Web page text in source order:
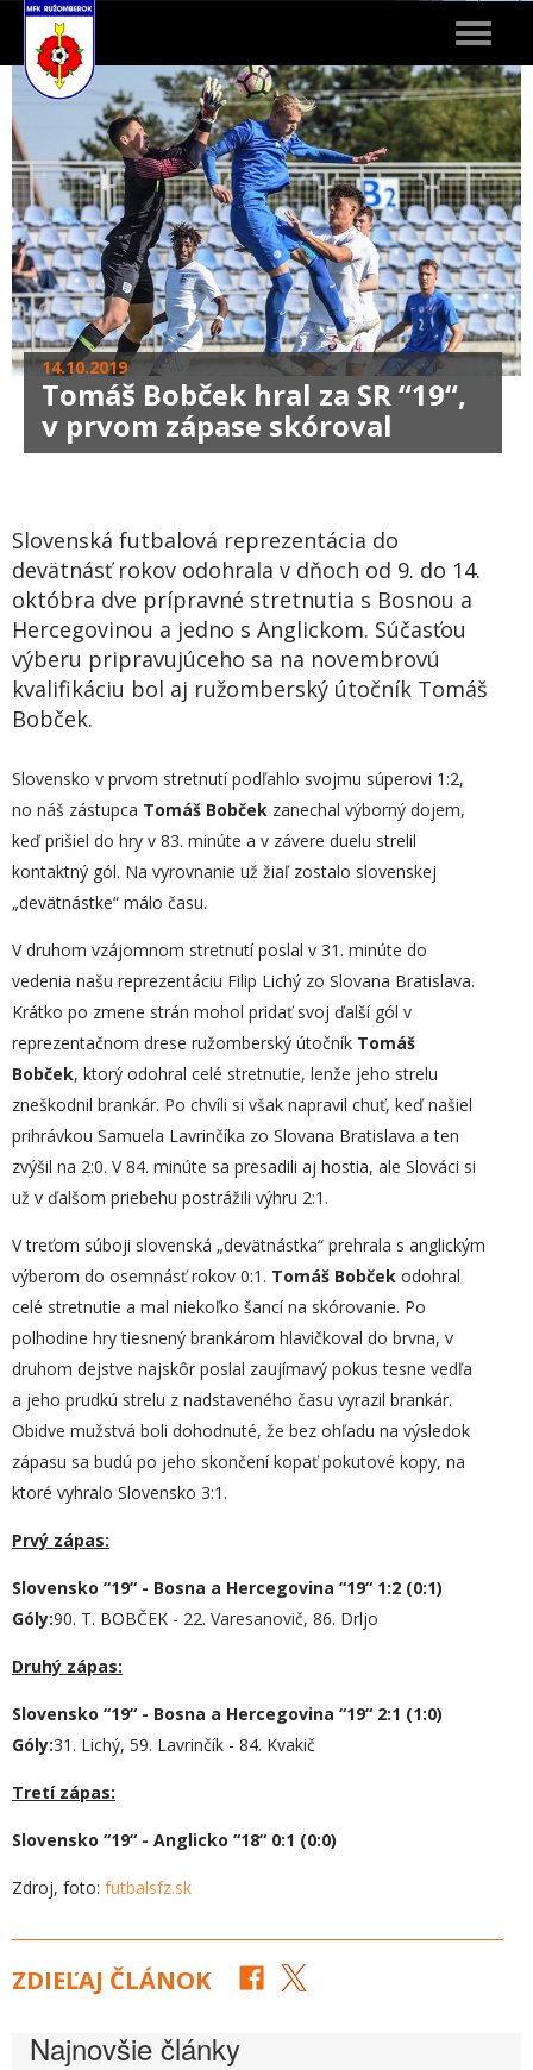
Toggle
14.10.2019
Tomáš Bobček hral za SR “19“,
v prvom zápase skóroval
Slovenská futbalová reprezentácia do
devätnásť rokov odohrala v dňoch od 9. do 14.
októbra dve prípravné stretnutia s Bosnou a
Hercegovinou a jedno s Anglickom. Súčasťou
výberu pripravujúceho sa na novembrovú
kvalifikáciu bol aj ružomberský útočník Tomáš
Bobček.
Slovensko v prvom stretnutí podľahlo svojmu súperovi 1:2,
no náš zástupca Tomáš Bobček zanechal výborný dojem,
keď prišiel do hry v 83. minúte a v závere duelu strelil
kontaktný gól. Na vyrovnanie už žiaľ zostalo slovenskej
„devätnástke“ málo času.
V druhom vzájomnom stretnutí poslal v 31. minúte do
vedenia našu reprezentáciu Filip Lichý zo Slovana Bratislava.
Krátko po zmene strán mohol pridať svoj ďalší gól v
reprezentačnom drese ružomberský útočník Tomáš
Bobček, ktorý odohral celé stretnutie, lenže jeho strelu
zneškodnil brankár. Po chvíli si však napravil chuť, keď našiel
prihrávkou Samuela Lavrinčíka zo Slovana Bratislava a ten
zvýšil na 2:0. V 84. minúte sa presadili aj hostia, ale Slováci si
už v ďalšom priebehu postrážili výhru 2:1.
V treťom súboji slovenská „devätnástka“ prehrala s anglickým
výberom do osemnásť rokov 0:1. Tomáš Bobček odohral
celé stretnutie a mal niekoľko šancí na skórovanie. Po
polhodine hry tiesnený brankárom hlavičkoval do brvna, v
druhom dejstve najskôr poslal zaujímavý pokus tesne vedľa
a jeho prudkú strelu z nadstaveného času vyrazil brankár.
Obidve mužstvá boli dohodnuté, že bez ohľadu na výsledok
zápasu sa budú po jeho skončení kopať pokutové kopy, na
ktoré vyhralo Slovensko 3:1.
Prvý zápas:
Slovensko “19“ - Bosna a Hercegovina “19“ 1:2 (0:1)
Góly:90. T. BOBČEK - 22. Varesanovič, 86. Drljo
Druhý zápas:
Slovensko “19“ - Bosna a Hercegovina “19“ 2:1 (1:0)
Góly:31. Lichý, 59. Lavrinčík - 84. Kvakič
Tretí zápas:
Slovensko “19“ - Anglicko “18“ 0:1 (0:0)
Zdroj, foto: futbalsfz.sk
ZDIEĽAJ ČLÁNOK
Najnovšie články